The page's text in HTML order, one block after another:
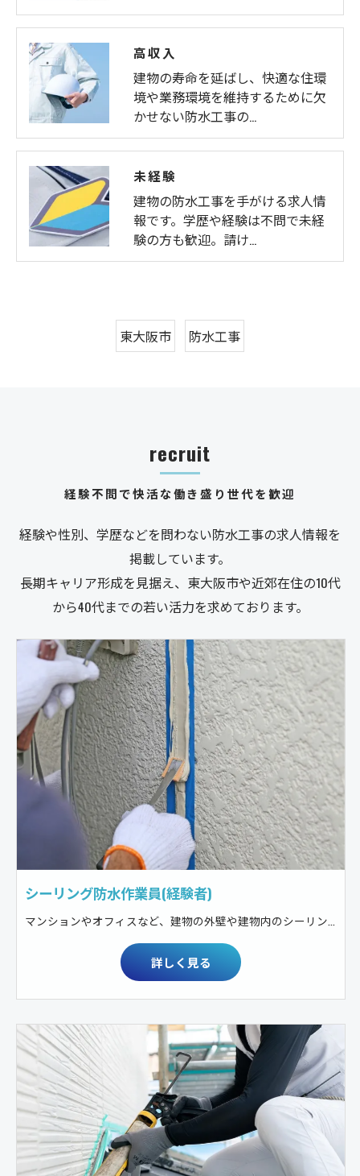
高収入
建物の寿命を延ばし、快適な住環
境や業務環境を維持するために欠
かせない防水工事の…
未経験
建物の防水工事を手がける求人情
報です。学歴や経験は不問で未経
験の方も歓迎。請け…
東大阪市 防水工事
経験不問で快活な働き盛り世代を歓迎
recruit
経験や性別、学歴などを問わない防水工事の求人情報を
掲載しています。
長期キャリア形成を見据え、東大阪市や近郊在住の10代
から40代までの若い活力を求めております。
シーリング防水作業員(経験者)
詳しく見る